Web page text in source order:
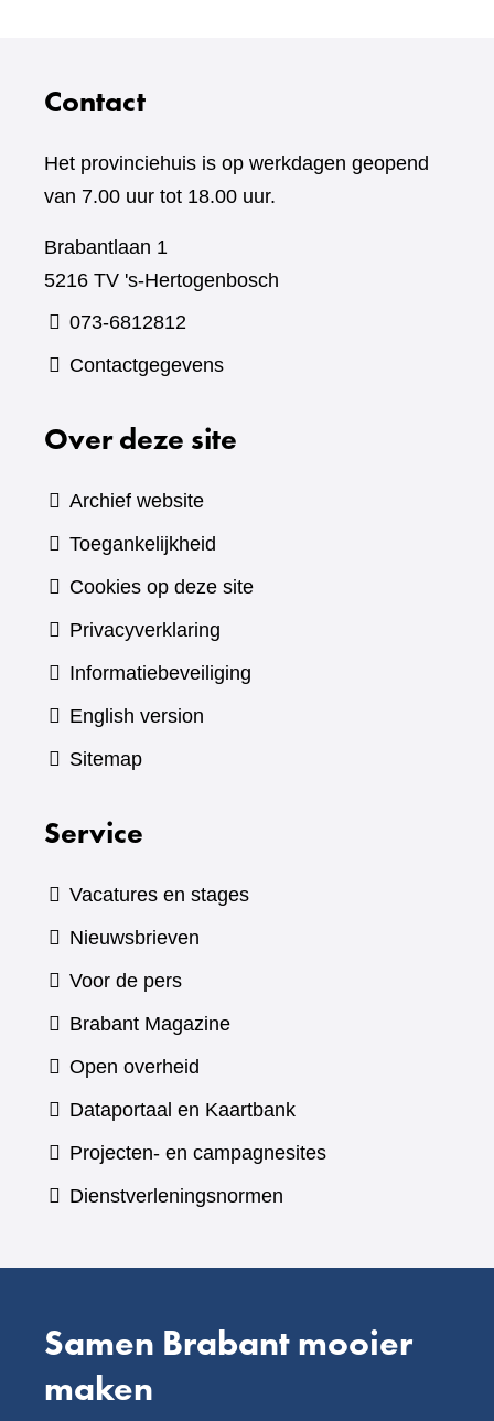
Contact
Het provinciehuis is op werkdagen geopend
van 7.00 uur tot 18.00 uur.
Brabantlaan 1
5216 TV 's-Hertogenbosch
073-6812812
Contactgegevens
Over deze site
Archief website
Toegankelijkheid
Cookies op deze site
Privacyverklaring
Informatiebeveiliging
English version
Sitemap
Service
Vacatures en stages
Nieuwsbrieven
Voor de pers
Brabant Magazine(verwijst
andere
website)
Open overheid
Dataportaal en Kaartbank(verwijst
naar
Projecten- en campagnesites
Dienstverleningsnormen
Samen Brabant mooier
maken